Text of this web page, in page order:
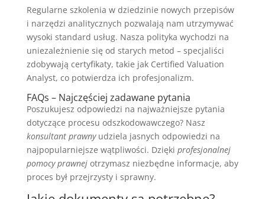
Regularne szkolenia w dziedzinie nowych przepisów
i narzędzi analitycznych pozwalają nam utrzymywać
wysoki standard usług. Nasza polityka wychodzi na
uniezależnienie się od starych metod – specjaliści
zdobywają certyfikaty, takie jak Certified Valuation
Analyst, co potwierdza ich profesjonalizm.
FAQs – Najczęściej zadawane pytania
Poszukujesz odpowiedzi na najważniejsze pytania
dotyczące procesu odszkodowawczego? Nasz
konsultant prawnyudziela jasnych odpowiedzi na
najpopularniejsze wątpliwości. Dzięki profesjonalnej
pomocy prawnejotrzymasz niezbędne informacje, aby
proces był przejrzysty i sprawny.